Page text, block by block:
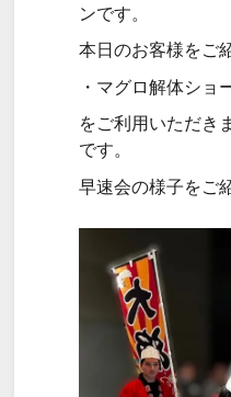
ンです。
本日のお客様をご
・マグロ解体ショ
をご利用いただ
です。
早速会の様子をご